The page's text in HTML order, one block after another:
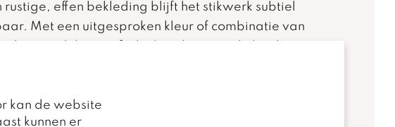
rustige, effen bekleding blijft het stikwerk subtiel
Met een uitgesproken kleur of combinatie van
van de naden kan verschillen tussen stof,
en leder. Dit heeft te maken met de manier
kan de website
kunnen er